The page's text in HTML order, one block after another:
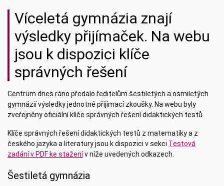
Víceletá gymnázia znají
výsledky přijímaček. Na webu
jsou k dispozici klíče
správných řešení
Centrum dnes ráno předalo ředitelům šestiletých a osmiletých
gymnázií výsledky jednotné přijímací zkoušky. Na webu byly
zveřejněny oficiální klíče správných řešení didaktických testů.
Klíče správných řešení didaktických testů z matematiky a z
českého jazyka a literatury jsou k dispozici v sekci Testová
zadání v PDF ke staženív níže uvedených odkazech.
Šestiletá gymnázia